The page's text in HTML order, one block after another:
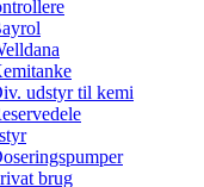
udstyr til kemi
brug